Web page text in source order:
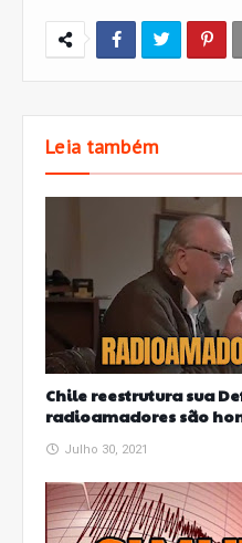
Leia também
Chile reestrutura sua
radioamadores são
Julho 30, 2021